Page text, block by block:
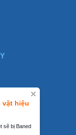
vặt hiệu
sẽ bị Baned